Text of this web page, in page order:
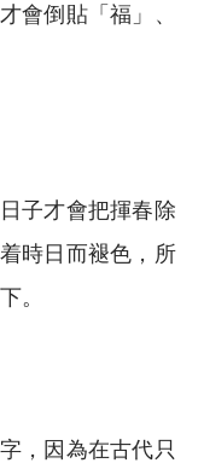
會倒貼「福」、
子才會把揮春除
時日而褪色，所
。
，因為在古代只